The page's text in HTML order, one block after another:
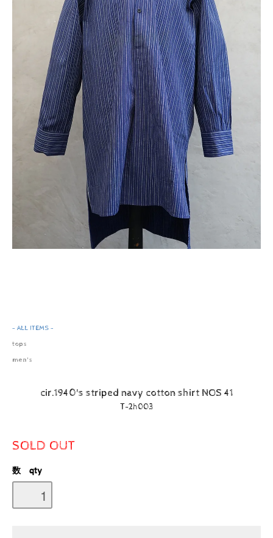
- ALL ITEMS -
tops
men's
cir.1940's striped navy cotton shirt NOS 41
T-2h003
SOLD OUT
数 qty